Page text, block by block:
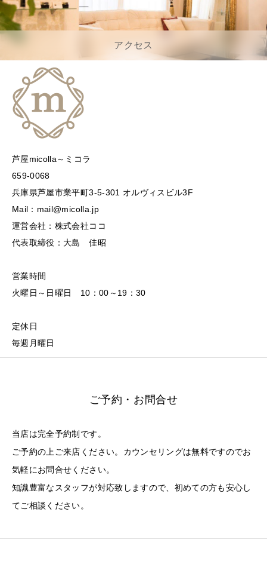
アクセス
芦屋micolla～ミコラ
659-0068
兵庫県芦屋市業平町3-5-301 オルヴィスビル3F
Mail：mail@micolla.jp
運営会社：株式会社ココ
代表取締役：大島 佳昭
営業時間
火曜日～日曜日 10：00～19：30
定休日
毎週月曜日
ご予約・お問合せ
当店は完全予約制です。
ご予約の上ご来店ください。カウンセリングは無料ですのでお
気軽にお問合せください。
知識豊富なスタッフが対応致しますので、初めての方も安心し
てご相談ください。